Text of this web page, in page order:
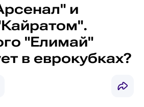
и
"Елимай"
в еврокубках?